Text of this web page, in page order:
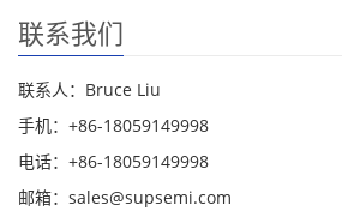
联系我们
联系人：Bruce Liu
手机：+86-18059149998
电话：+86-18059149998
邮箱：sales@supsemi.com